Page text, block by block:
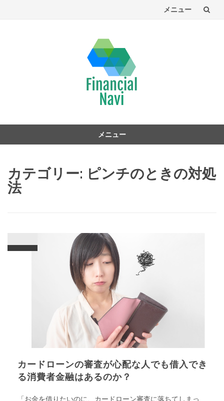
メニュー
へ
メニュー
カテゴリー: ピンチのときの対処
法
カードローンの審査が心配な人でも借入でき
る消費者金融はあるのか？
「お金を借りたいのに、カードローン審査に落ちてしまっ